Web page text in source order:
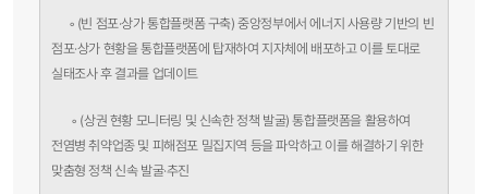
◦ (빈 점포·상가 통합플랫폼 구축) 중앙정부에서 에너지 사용량 기반의 빈
점포·상가 현황을 통합플랫폼에 탑재하여 지자체에 배포하고 이를 토대로
실태조사 후 결과를 업데이트
◦ (상권 현황 모니터링 및 신속한 정책 발굴) 통합플랫폼을 활용하여
전염병 취약업종 및 피해점포 밀집지역 등을 파악하고 이를 해결하기 위한
맞춤형 정책 신속 발굴·추진